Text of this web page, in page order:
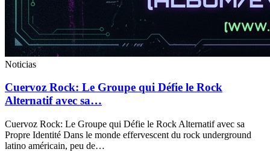
Noticias
Cuervoz Rock: Le Groupe qui Défie le Rock
Alternatif avec sa…
Cuervoz Rock: Le Groupe qui Défie le Rock Alternatif avec sa
Propre Identité Dans le monde effervescent du rock underground
latino américain, peu de…